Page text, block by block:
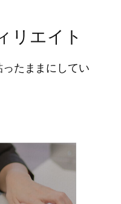
リエイト
たままにしてい